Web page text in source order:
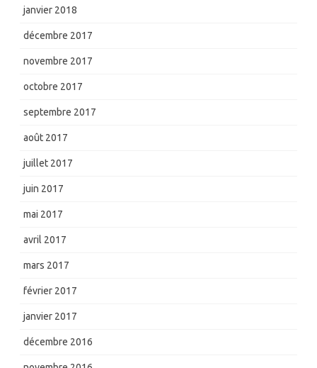
janvier 2018
décembre 2017
novembre 2017
octobre 2017
septembre 2017
août 2017
juillet 2017
juin 2017
mai 2017
avril 2017
mars 2017
février 2017
janvier 2017
décembre 2016